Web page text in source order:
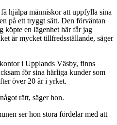
hjälpa människor att uppfylla sina
på ett tryggt sätt. Den förväntan
köpte en lägenhet här får jag
är mycket tillfredsställande, säger
i Upplands Väsby, finns
för sina härliga kunder som
över 20 år i yrket.
rätt, säger hon.
ser hon stora fördelar med att